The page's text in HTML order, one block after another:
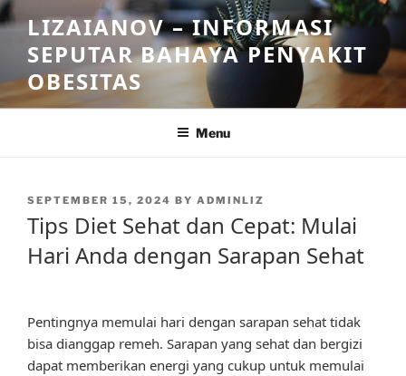
Skip
to
content
LIZAIANOV – INFORMASI
SEPUTAR BAHAYA PENYAKIT
OBESITAS
Menu
POSTED
ON
SEPTEMBER 15, 2024 BY ADMINLIZ
Tips Diet Sehat dan Cepat: Mulai
Hari Anda dengan Sarapan Sehat
Pentingnya memulai hari dengan sarapan sehat tidak
bisa dianggap remeh. Sarapan yang sehat dan bergizi
dapat memberikan energi yang cukup untuk memulai